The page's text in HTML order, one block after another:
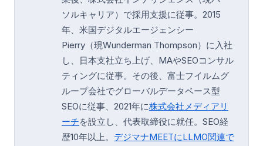
ソルキャリア）で採用支援に従事。2015
年、米国デジタルエージェンシー
Pierry（現Wunderman Thompson）に入社
し、日本支社立ち上げ、MAやSEOコンサル
ティングに従事。その後、富士フイルムグ
ループ会社でグローバルデータベース型
SEOに従事、2021年に株式会社メディアリ
ーチを設立し、代表取締役に就任。SEO経
歴10年以上。 デジマナMEETにLLMO関連で